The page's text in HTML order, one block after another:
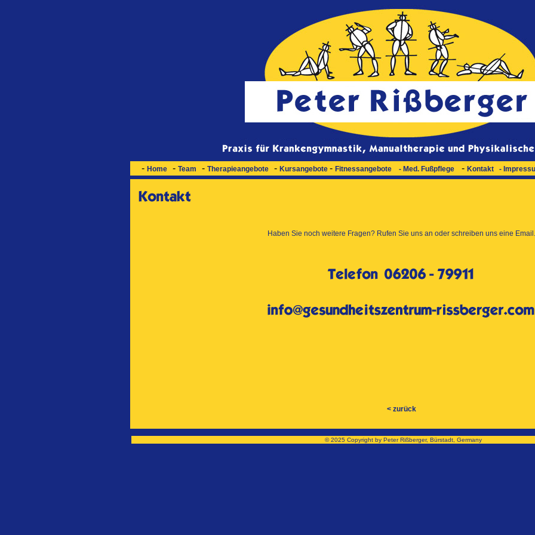
- Home - Team - Therapieangebote - Kursangebote - Fitnessangebote- Med. Fußpflege - Kontakt -
Haben Sie noch weitere Fragen? Rufen Sie uns an oder schreiben uns eine Email.
< zurück
© 2025 Copyright by Peter Rißberger, Bürstadt, Germany